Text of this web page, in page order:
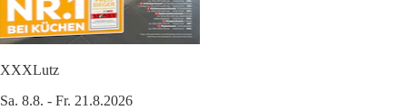
XXXLutz
Sa. 8.8. - Fr. 21.8.2026